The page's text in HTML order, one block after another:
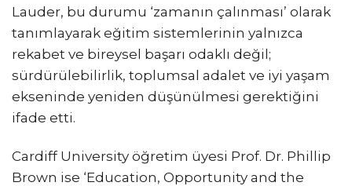
Lauder, bu durumu ‘zamanın çalınması’ olarak
tanımlayarak eğitim sistemlerinin yalnızca
rekabet ve bireysel başarı odaklı değil;
sürdürülebilirlik, toplumsal adalet ve iyi yaşam
ekseninde yeniden düşünülmesi gerektiğini
ifade etti.
Cardiff University öğretim üyesi Prof. Dr. Phillip
Brown ise ‘Education, Opportunity and the